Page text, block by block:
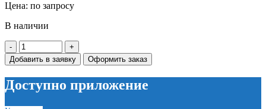
Цена: по запросу
В наличии
Количество
товара
Отводка
дверей
лифта.
Добавить в заявку Оформить заказ
Доступно приложение